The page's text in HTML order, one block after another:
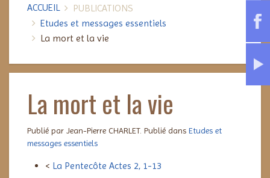
ACCUEIL
PUBLICATIONS
Etudes et messages essentiels
La mort et la vie
La mort et la vie
Publié par Jean-Pierre CHARLET. Publié dans Etudes et
messages essentiels
< La Pentecôte Actes 2, 1-13